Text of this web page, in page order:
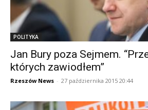
POLITYKA
Jan Bury poza Sejmem.
których zawiodłem”
Rzeszów News - 27 października 2015 20:44